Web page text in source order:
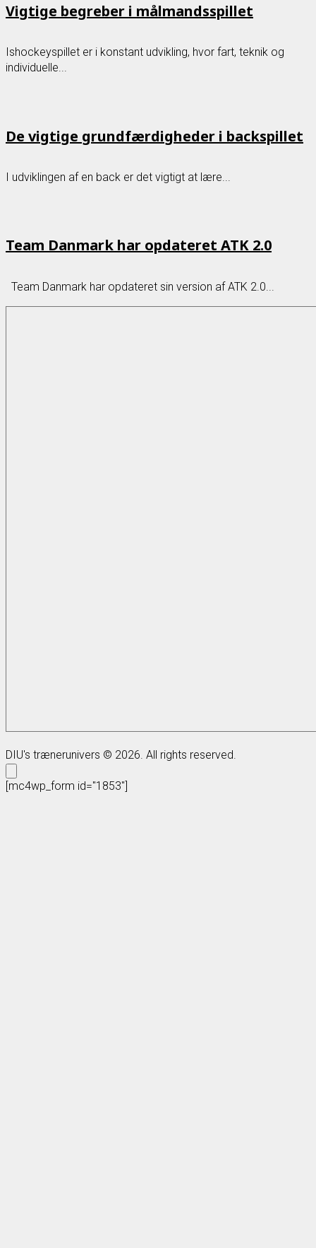
Vigtige begreber i målmandsspillet
Ishockeyspillet er i konstant udvikling, hvor fart, teknik og
individuelle...
De vigtige grundfærdigheder i backspillet
I udviklingen af en back er det vigtigt at lære...
Team Danmark har opdateret ATK 2.0
Team Danmark har opdateret sin version af ATK 2.0...
DIU's trænerunivers © 2026. All rights reserved.
[mc4wp_form id="1853"]